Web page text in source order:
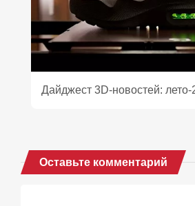
Дайджест 3D‑новостей:
Оставьте комментарий